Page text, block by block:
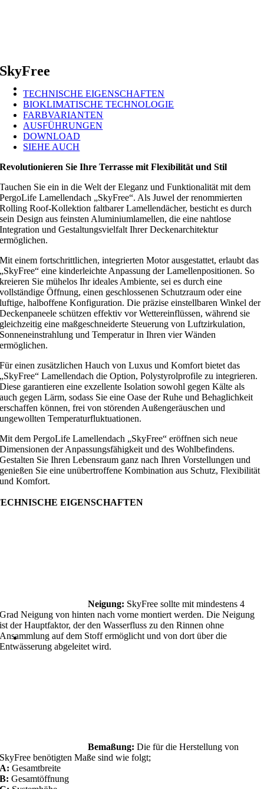
SkyFree
TECHNISCHE EIGENSCHAFTEN
BIOKLIMATISCHE TECHNOLOGIE
FARBVARIANTEN
AUSFÜHRUNGEN
DOWNLOAD
SIEHE AUCH
Revolutionieren Sie Ihre Terrasse mit Flexibilität und Stil
Tauchen Sie ein in die Welt der Eleganz und Funktionalität mit dem
PergoLife Lamellendach „SkyFree“. Als Juwel der renommierten
Rolling Roof-Kollektion faltbarer Lamellendächer, besticht es durch
sein Design aus feinsten Aluminiumlamellen, die eine nahtlose
Integration und Gestaltungsvielfalt Ihrer Deckenarchitektur
ermöglichen.
Mit einem fortschrittlichen, integrierten Motor ausgestattet, erlaubt das
„SkyFree“ eine kinderleichte Anpassung der Lamellenpositionen. So
kreieren Sie mühelos Ihr ideales Ambiente, sei es durch eine
vollständige Öffnung, einen geschlossenen Schutzraum oder eine
luftige, halboffene Konfiguration. Die präzise einstellbaren Winkel der
Deckenpaneele schützen effektiv vor Wettereinflüssen, während sie
gleichzeitig eine maßgeschneiderte Steuerung von Luftzirkulation,
Sonneneinstrahlung und Temperatur in Ihren vier Wänden
ermöglichen.
Für einen zusätzlichen Hauch von Luxus und Komfort bietet das
„SkyFree“ Lamellendach die Option, Polystyrolprofile zu integrieren.
Diese garantieren eine exzellente Isolation sowohl gegen Kälte als
auch gegen Lärm, sodass Sie eine Oase der Ruhe und Behaglichkeit
erschaffen können, frei von störenden Außengeräuschen und
ungewollten Temperaturfluktuationen.
Mit dem PergoLife Lamellendach „SkyFree“ eröffnen sich neue
Dimensionen der Anpassungsfähigkeit und des Wohlbefindens.
Gestalten Sie Ihren Lebensraum ganz nach Ihren Vorstellungen und
genießen Sie eine unübertroffene Kombination aus Schutz, Flexibilität
und Komfort.
EIGENSCHAFTEN
Neigung: SkyFree sollte mit mindestens 4
Grad Neigung von hinten nach vorne montiert werden. Die Neigung
ist der Hauptfaktor, der den Wasserfluss zu den Rinnen ohne
Ansammlung auf dem Stoff ermöglicht und von dort über die
Entwässerung abgeleitet wird.
Bemaßung: Die für die Herstellung von
SkyFree benötigten Maße sind wie folgt;
A: Gesamtbreite
B: Gesamtöffnung